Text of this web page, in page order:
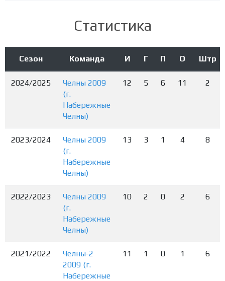
Статистика
Сезон Команда И Г П О Штр
2024/2025
Челны 2009
(г.
Набережные
Челны)
12 5 6 11 2
2023/2024
Челны 2009
(г.
Набережные
Челны)
13 3 1 4 8
2022/2023
Челны 2009
(г.
Набережные
Челны)
10 2 0 2 6
2021/2022
Челны-2
2009 (г.
Набережные
11 1 0 1 6